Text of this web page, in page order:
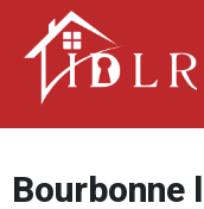
Bourbonne